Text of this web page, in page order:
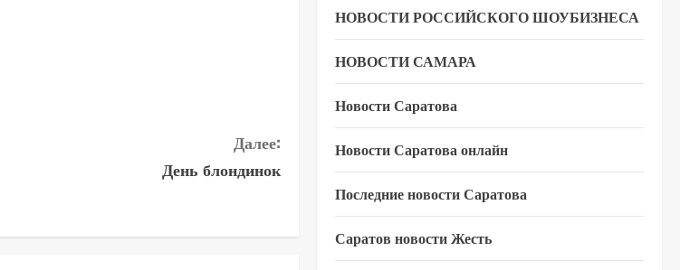
Далее:
День блондинок
НОВОСТИ РОССИЙСКОГО ШОУБИЗНЕСА
НОВОСТИ САМАРА
Новости Саратова
Новости Саратова онлайн
Последние новости Саратова
Саратов новости Жесть